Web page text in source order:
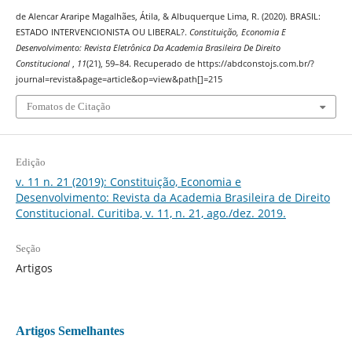
de Alencar Araripe Magalhães, Átila, & Albuquerque Lima, R. (2020). BRASIL:
ESTADO INTERVENCIONISTA OU LIBERAL?. Constituição, Economia E
Desenvolvimento: Revista Eletrônica Da Academia Brasileira De Direito
Constitucional
11(21), 59–84. Recuperado de https://abdconstojs.com.br/?
journal=revista&page=article&op=view&path[]=215
Fomatos de Citação
Edição
v. 11 n. 21 (2019): Constituição, Economia e
Desenvolvimento: Revista da Academia Brasileira de Direito
Constitucional. Curitiba, v. 11, n. 21, ago./dez. 2019.
Seção
Artigos
Artigos Semelhantes